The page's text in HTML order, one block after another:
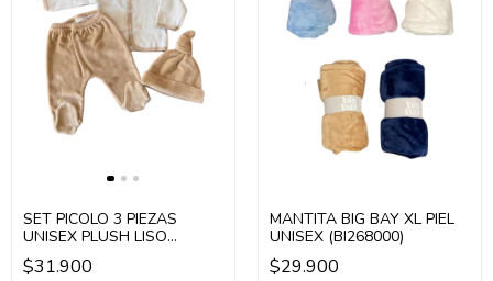
SET PICOLO 3 PIEZAS
UNISEX PLUSH LISO
(PC2636109)
$31.900
MANTITA BIG BAY XL PIEL
UNISEX (BI268000)
$29.900